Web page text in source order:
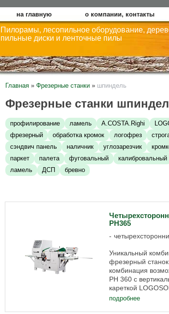
на главную о компании, контакты
Пилорамы, лесопильное оборудование,
пильные диски и ленточные пилы
Главная » Фрезерные станки » шпиндель
Фрезерные станки
профилирование ламель A.COSTA.Righi
фрезерный
обработка кромок логофрез
сэндвич панель
наличник углозарезчик
паркет
палета фуговальный калибровальный
ламель
ДСП бревно
PH365
Уникальный
фрезерный
комбинация
PH 360 с
кареткой
подробнее